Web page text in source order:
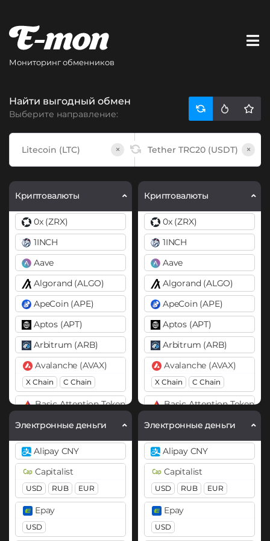
Мониторинг обменников
Найти выгодный обмен
Выберите направление:
× ×
Криптовалюты
0x (ZRX)
1INCH
Aave
Algorand (ALGO)
ApeCoin (APE)
Aptos (APT)
Arbitrum (ARB)
Avalanche (AVAX)
X Chain C Chain
Basic Attention Token (BAT)
BEAM
Binance Coin (BNB)
BEP20 BEP2 ERC20
Bitcoin (BTC)
BTC
OP
ARB AVAXC
Электронные деньги
Alipay CNY
Capitalist
USD RUB EUR
Epay
USD
Криптовалюты
0x (ZRX)
1INCH
Aave
Algorand (ALGO)
ApeCoin (APE)
Aptos (APT)
Arbitrum (ARB)
Avalanche (AVAX)
X Chain C Chain
Basic Attention Token
Binance Coin (BNB)
BEP20 BEP2
Bitcoin (BTC)
BTC BEP20
Lightning
OP
ARB
Bitcoin Cash (BCH)
Электронные деньги
Alipay CNY
Capitalist
USD RUB EUR
Epay
USD